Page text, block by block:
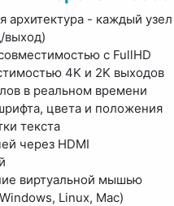
архитектура - каждый
выход)
с FullHD
4K и 2K выходов
в реальном времени
цвета и положения
текста
через HDMI
виртуальной мышью
Linux, Mac)